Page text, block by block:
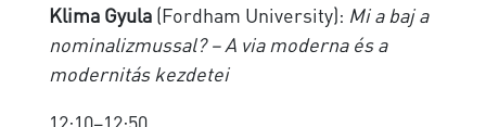
Klima Gyula (Fordham University): Mi a baj a
nominalizmussal? – A via moderna és a
modernitás kezdetei